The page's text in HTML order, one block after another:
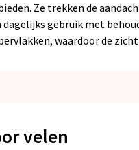
Ze trekken de
gebruik met
waardoor de
velen